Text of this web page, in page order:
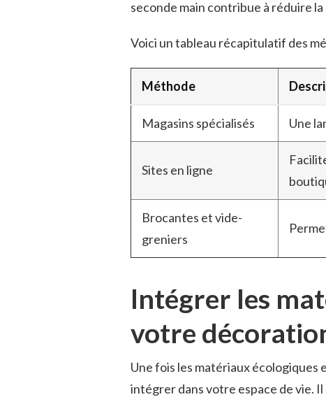
seconde main contribue à réduire
Voici un tableau récapitulatif des
Méthode
Magasins spécialisés Une
Sites en ligne
Brocantes et vide-
greniers
Intégrer les
votre
Une fois les matériaux écologiques
intégrer dans votre espace de vie.